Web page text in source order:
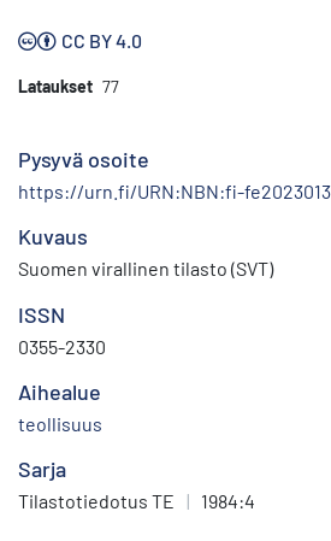
CC BY 4.0
Lataukset 77
Pysyvä osoite
https://urn.fi/URN:NBN:fi-
Kuvaus
Suomen virallinen tilasto (SVT)
ISSN
0355-2330
Aihealue
teollisuus
Sarja
Tilastotiedotus TE | 1984:4